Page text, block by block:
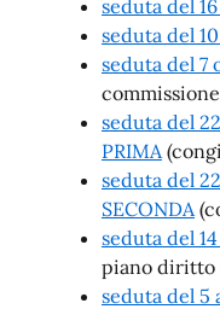
seduta del
seduta del
seduta del 7
seduta del
PRIMA
seduta del
SECONDA
seduta del
piano diritto
seduta del 5